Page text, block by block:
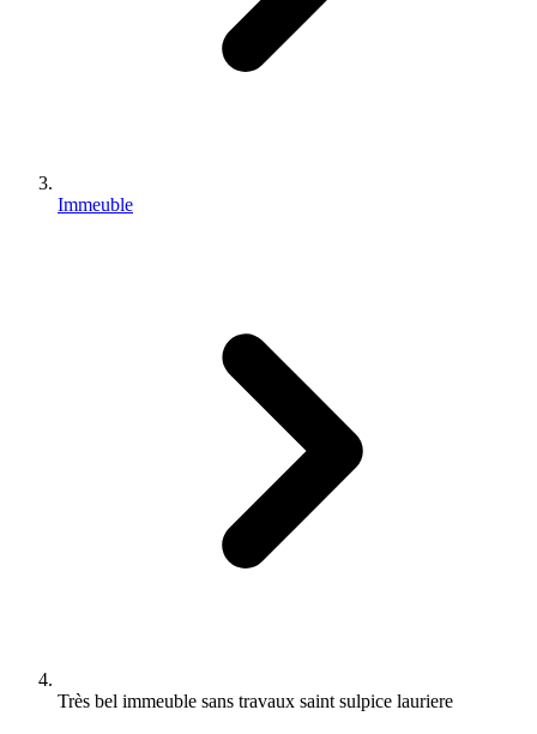
Immeuble
Très bel immeuble sans travaux saint sulpice lauriere